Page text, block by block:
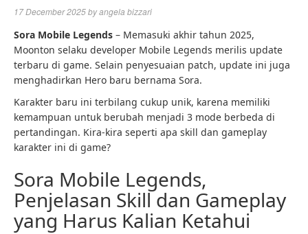
17 December 2025byangela bizzari
Sora Mobile Legends – Memasuki akhir tahun 2025,
Moonton selaku developer Mobile Legends merilis update
terbaru di game. Selain penyesuaian patch, update ini juga
menghadirkan Hero baru bernama Sora.
Karakter baru ini terbilang cukup unik, karena memiliki
kemampuan untuk berubah menjadi 3 mode berbeda di
pertandingan. Kira-kira seperti apa skill dan gameplay
karakter ini di game?
Sora Mobile Legends,
Penjelasan Skill dan Gameplay
yang Harus Kalian Ketahui